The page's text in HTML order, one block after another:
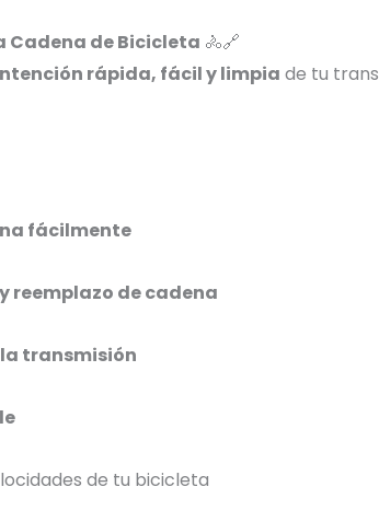
Cadena de Bicicleta 🚴🔗
rápida, fácil y limpia de tu
fácilmente
reemplazo de cadena
transmisión
de tu bicicleta